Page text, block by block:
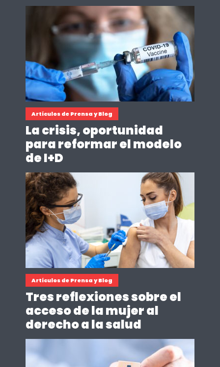
Artículos de Prensa y Blog
La crisis, oportunidad
para reformar el modelo
de I+D
Artículos de Prensa y Blog
Tres reflexiones sobre el
acceso de la mujer al
derecho a la salud